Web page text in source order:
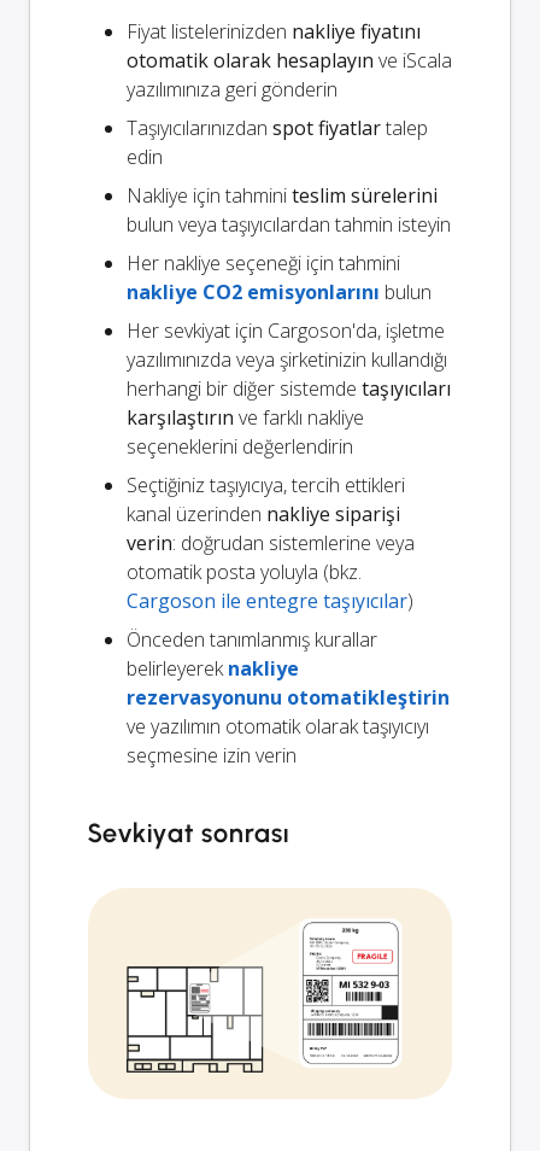
Fiyat listelerinizden nakliye fiyatını
otomatik olarak hesaplayın ve iScala
yazılımınıza geri gönderin
Taşıyıcılarınızdan spot fiyatlartalep
edin
Nakliye için tahminiteslim sürelerini
bulun veya taşıyıcılardan tahmin isteyin
Her nakliye seçeneği için tahmini
nakliye CO2 emisyonlarını bulun
Her sevkiyat için Cargoson'da, işletme
yazılımınızda veya şirketinizin kullandığı
herhangi bir diğer sistemde taşıyıcıları
karşılaştırın ve farklı nakliye
seçeneklerini değerlendirin
Seçtiğiniz taşıyıcıya, tercih ettikleri
kanal üzerinden nakliye siparişi
verin: doğrudan sistemlerine veya
otomatik posta yoluyla (bkz.
Cargoson ile entegre taşıyıcılar)
Önceden tanımlanmış kurallar
belirleyereknakliye
rezervasyonunu otomatikleştirin
ve yazılımın otomatik olarak taşıyıcıyı
seçmesine izin verin
Sevkiyat sonrası